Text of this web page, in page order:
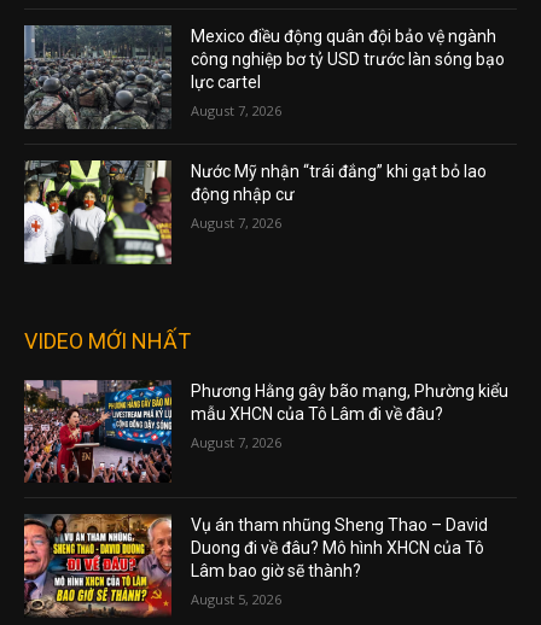
Mexico điều động quân đội bảo vệ ngành
công nghiệp bơ tỷ USD trước làn sóng bạo
lực cartel
August 7, 2026
Nước Mỹ nhận “trái đắng” khi gạt bỏ lao
động nhập cư
August 7, 2026
VIDEO MỚI NHẤT
Phương Hằng gây bão mạng, Phường kiểu
mẫu XHCN của Tô Lâm đi về đâu?
August 7, 2026
Vụ án tham nhũng Sheng Thao – David
Duong đi về đâu? Mô hình XHCN của Tô
Lâm bao giờ sẽ thành?
August 5, 2026